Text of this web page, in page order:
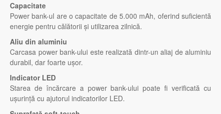
Capacitate
Power bank-ul are o capacitate de 5.000 mAh, oferind suficientă
energie pentru călătorii și utilizarea zilnică.
Aliu din aluminiu
Carcasa power bank-ului este realizată dintr-un aliaj de aluminiu
durabil, dar foarte ușor.
Indicator LED
Starea de încărcare a power bank-ului poate fi verificată cu
ușurință cu ajutorul indicatorilor LED.